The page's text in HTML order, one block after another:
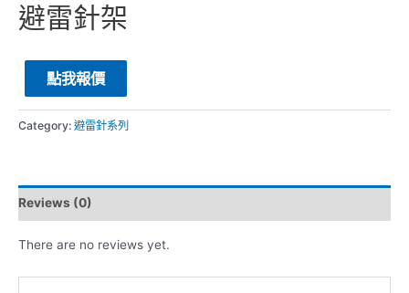
避雷針架
點我報價
Category: 避雷針系列
Reviews (0)
There are no reviews yet.